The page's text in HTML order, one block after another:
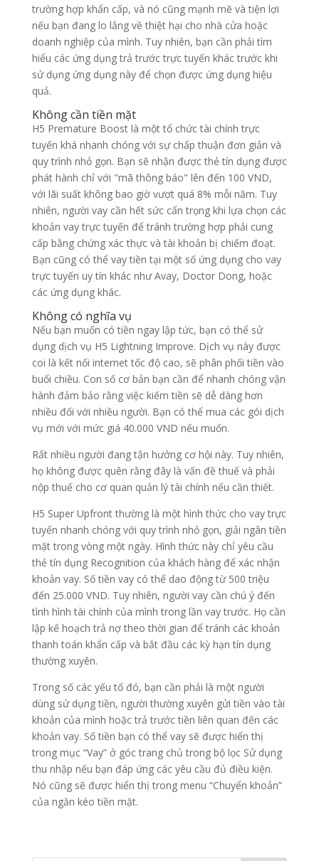
trường hợp khẩn cấp, và nó cũng mạnh mẽ và tiện lợi
nếu bạn đang lo lắng về thiệt hại cho nhà cửa hoặc
doanh nghiệp của mình. Tuy nhiên, bạn cần phải tìm
hiểu các ứng dụng trả trước trực tuyến khác trước khi
sử dụng ứng dụng này để chọn được ứng dụng hiệu
quả.
Không cần tiền mặt
H5 Premature Boost là một tổ chức tài chính trực
tuyến khá nhanh chóng với sự chấp thuận đơn giản và
quy trình nhỏ gọn. Bạn sẽ nhận được thẻ tín dụng được
phát hành chỉ với "mã thông báo" lên đến 100 VND,
với lãi suất không bao giờ vượt quá 8% mỗi năm. Tuy
nhiên, người vay cần hết sức cẩn trọng khi lựa chọn các
khoản vay trực tuyến để tránh trường hợp phải cung
cấp bằng chứng xác thực và tài khoản bị chiếm đoạt.
Bạn cũng có thể vay tiền tại một số ứng dụng cho vay
trực tuyến uy tín khác như Avay, Doctor Dong, hoặc
các ứng dụng khác.
Không có nghĩa vụ
Nếu bạn muốn có tiền ngay lập tức, bạn có thể sử
dụng dịch vụ H5 Lightning Improve. Dịch vụ này được
coi là kết nối internet tốc độ cao, sẽ phân phối tiền vào
buổi chiều. Con số cơ bản bạn cần để nhanh chóng vận
hành đảm bảo rằng việc kiếm tiền sẽ dễ dàng hơn
nhiều đối với nhiều người. Bạn có thể mua các gói dịch
vụ mới với mức giá 40.000 VND nếu muốn.
Rất nhiều người đang tận hưởng cơ hội này. Tuy nhiên,
họ không được quên rằng đây là vấn đề thuế và phải
nộp thuế cho cơ quan quản lý tài chính nếu cần thiết.
H5 Super Upfront thường là một hình thức cho vay trực
tuyến nhanh chóng với quy trình nhỏ gọn, giải ngân tiền
mặt trong vòng một ngày. Hình thức này chỉ yêu cầu
thẻ tín dụng Recognition của khách hàng để xác nhận
khoản vay. Số tiền vay có thể dao động từ 500 triệu
đến 25.000 VND. Tuy nhiên, người vay cần chú ý đến
tình hình tài chính của mình trong lần vay trước. Họ cần
lập kế hoạch trả nợ theo thời gian để tránh các khoản
thanh toán khẩn cấp và bắt đầu các kỳ hạn tín dụng
thường xuyên.
Trong số các yếu tố đó, bạn cần phải là một người
dùng sử dụng tiền, người thường xuyên gửi tiền vào tài
khoản của mình hoặc trả trước tiền liên quan đến các
khoản vay. Số tiền bạn có thể vay sẽ được hiển thị
trong mục “Vay” ở góc trang chủ trong bộ lọc Sử dụng
thu nhập nếu bạn đáp ứng các yêu cầu đủ điều kiện.
Nó cũng sẽ được hiển thị trong menu “Chuyển khoản”
của ngăn kéo tiền mặt.